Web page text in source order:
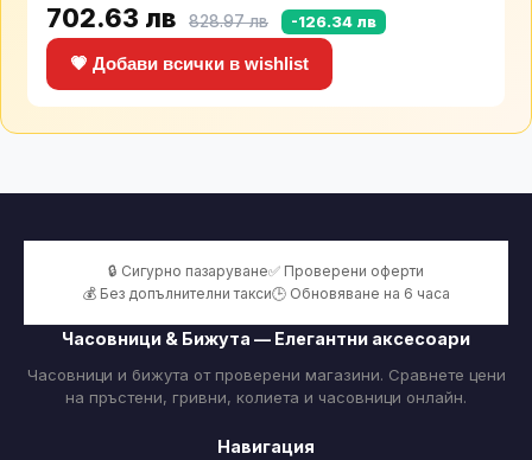
702.63 лв 828.97 лв -126.34 лв
💗 Добави всички в wishlist
🔒 Сигурно пазаруване✅ Проверени оферти
💰 Без допълнителни такси🕒 Обновяване на 6 часа
Часовници & Бижута — Елегантни аксесоари
Часовници и бижута от проверени магазини. Сравнете цени
на пръстени, гривни, колиета и часовници онлайн.
Навигация